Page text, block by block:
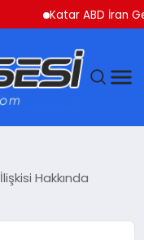
Katar ABD İran
Hakkında